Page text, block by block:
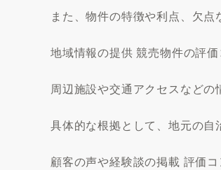
また、物件の特徴や利点、欠
地域情報の提供 競売物件の評
周辺施設や交通アクセスなどの
具体的な根拠として、地元の自
顧客の声や経験談の掲載 評価